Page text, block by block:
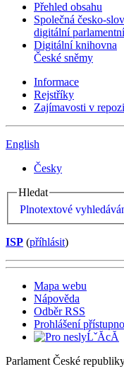
Přehled obsahu
Společná česko-
digitální
Digitální knihovna
České sněmy
Informace
Rejstříky
Zajímavosti v
English
Česky
Hledat
Plnotextové
ISP (příhlásit)
Mapa webu
Nápověda
Odběr RSS
Prohlášení
Parlament České